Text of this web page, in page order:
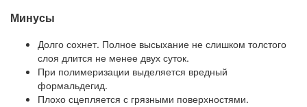
Минусы
Долго сохнет. Полное высыхание не слишком толстого
слоя длится не менее двух суток.
При полимеризации выделяется вредный
формальдегид.
Плохо сцепляется с грязными поверхностями.